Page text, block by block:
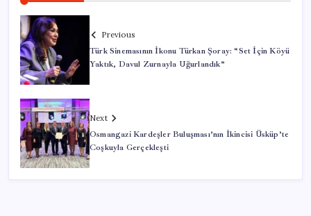
Previous
Türk Sinemasının İkonu Türkan Şoray: “Set İçin Köyü
Yaktık, Davul Zurnayla Uğurlandık”
Next
Osmangazi Kardeşler Buluşması’nın İkincisi Üsküp’te
Coşkuyla Gerçekleşti